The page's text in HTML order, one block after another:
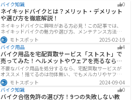
バイク知識 0
ネイキッドバイクとは？メリット・デメリット
や選び方を徹底解説！
ネイキッドバイクに興味がある方必見！この記事では、
ネイキッドバイクの魅力や選び方、メンテナンス方法な
どを解説しています。実は、ネイキッドバイクは、操作
性に優れており、初心者にも優しいバイクです。この記
事を読めば、ネイキッドバイクへの理解が深まります。
モトスポット
2025-02-19
バイク用品
4
バイク用品を宅配買取サービス「ストスト」で
売ってみた！ヘルメットやウェアを売るならオ
ススメ
不要なバイク用品を処分するなら、宅配買取サービスが
オススメ！捨てるのは勿体無い、でもメルカリやヤフオ
クに出すのは面倒だし手数料がかかる...STST（ストス
ト）なら手数料や送料など完全無料で、自宅から送るだ
けでOKなので超簡単に売れます！ストストを実際に使っ
てみたので、流れや買取金額などを紹介します。
モトスポット
2024-09-04
バイク知識
0
バイク合宿免許の選び方！9つの失敗しない教